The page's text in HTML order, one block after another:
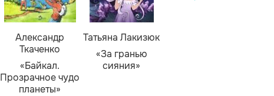
Александр
Ткаченко
«Байкал.
Прозрачное чудо
планеты»
Татьяна Лакизюк
«За гранью
сияния»